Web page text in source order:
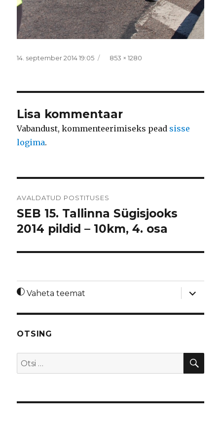
Postitatud
14. september 2014 19:05 Täissuurus
853 × 1280
Lisa kommentaar
Vabandust, kommenteerimiseks pead sisse
logima.
AVALDATUD POSTITUSES
SEB 15. Tallinna Sügisjooks
2014 pildid – 10km, 4. osa
Vaheta teemat
laienda
OTSING
Otsi: